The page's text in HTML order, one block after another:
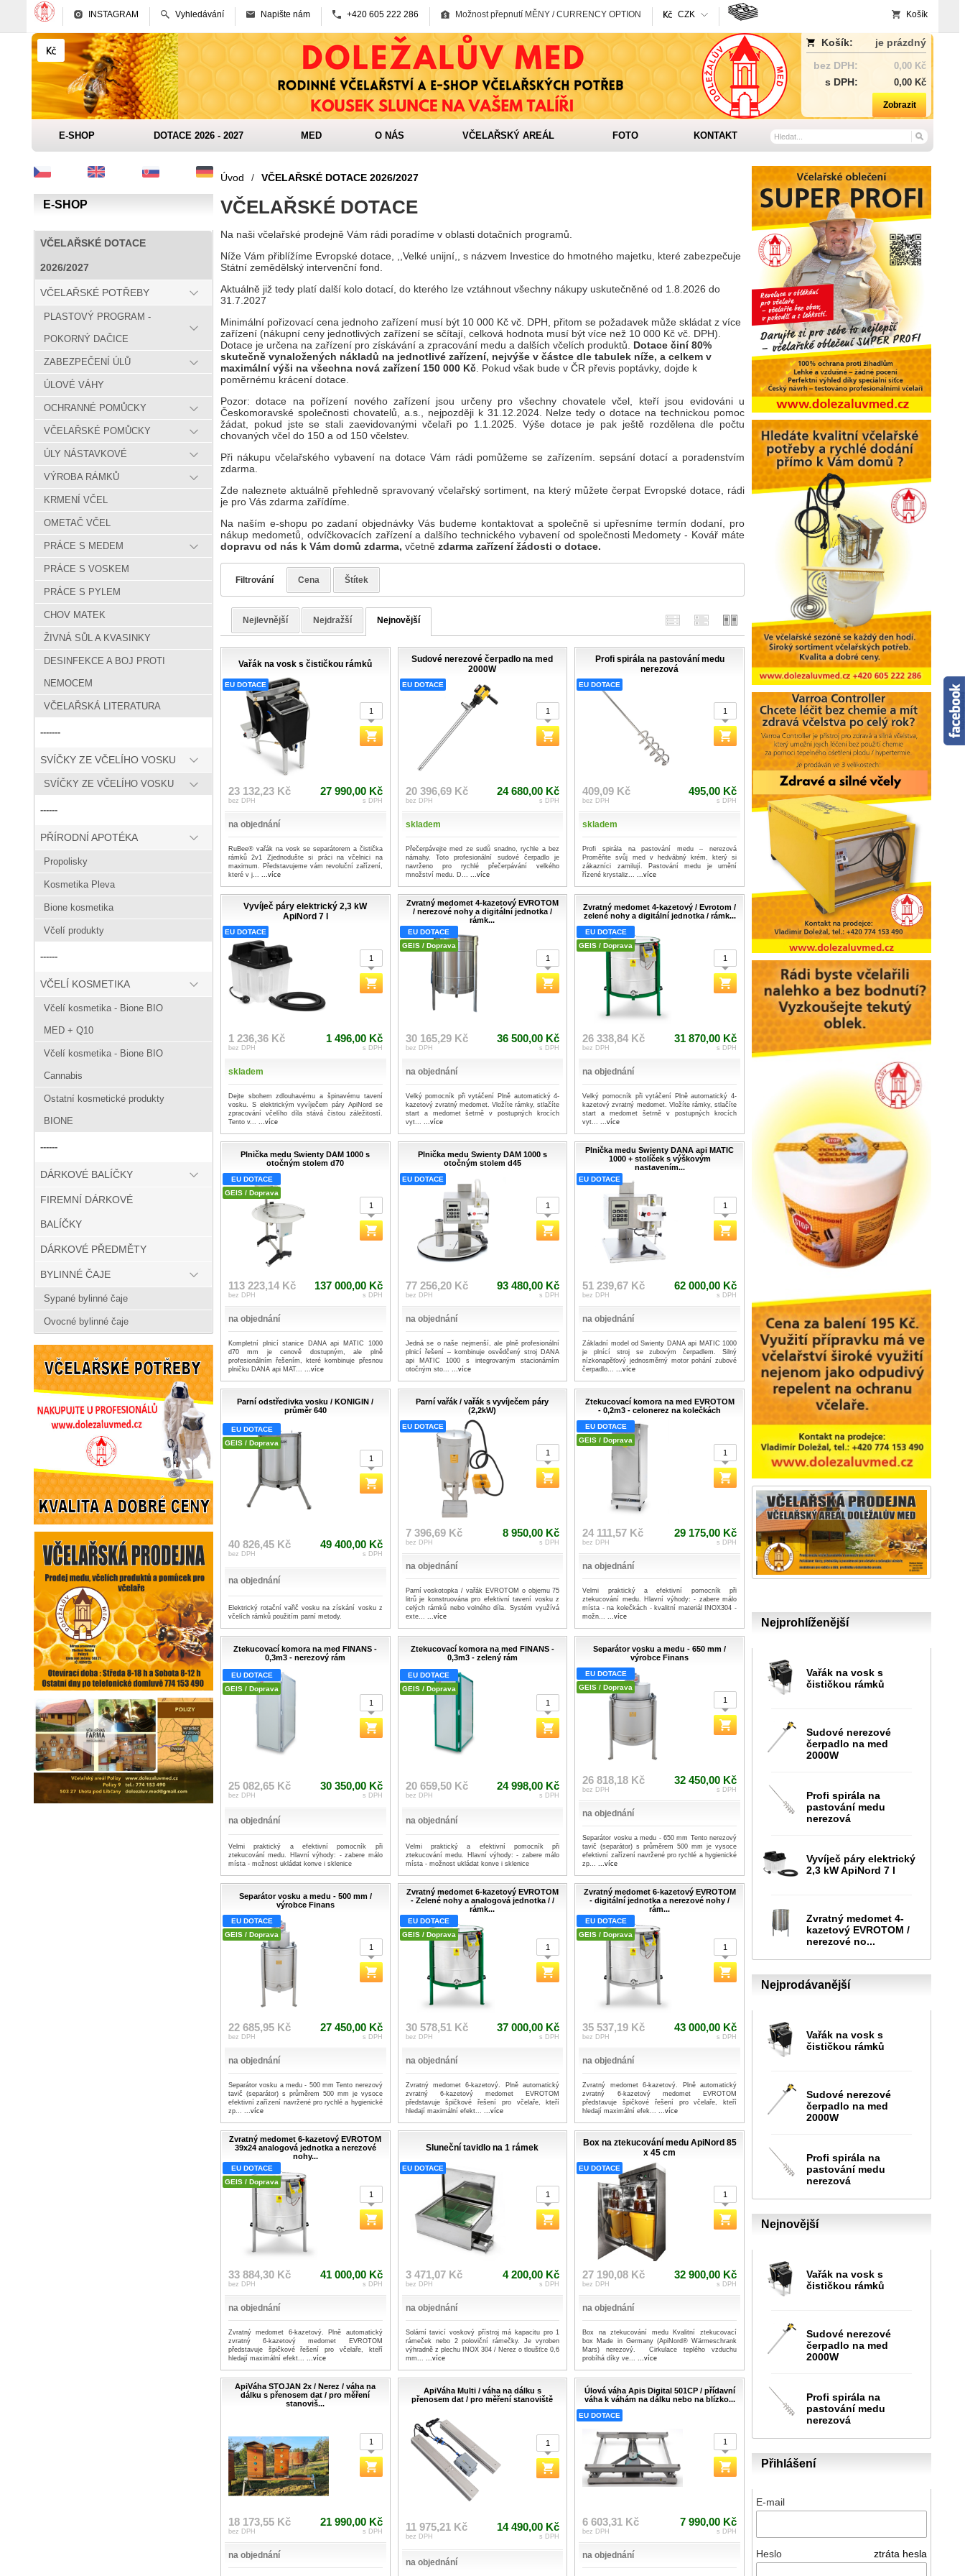
INSTAGRAM Vyhledávání Napište nám +420 605 222 286 Možnost přepnutí MĚNY / CURRENCY OPTION CZK Košík
Košík:
je prázdný
bez DPH:
0,00 Kč
s DPH: 0,00 Kč
Zobrazit
E-SHOP DOTACE 2026 - 2027 MED O NÁS VČELAŘSKÝ AREÁL FOTO KONTAKT
E-SHOP
VČELAŘSKÉ DOTACE
2026/2027
VČELAŘSKÉ POTŘEBY
PLASTOVÝ PROGRAM -
POKORNÝ DAČICE
ZABEZPEČENÍ ÚLŮ
ÚLOVÉ VÁHY
OCHRANNÉ POMŮCKY
VČELAŘSKÉ POMŮCKY
ÚLY NÁSTAVKOVÉ
VÝROBA RÁMKŮ
KRMENÍ VČEL
OMETAČ VČEL
PRÁCE S MEDEM
PRÁCE S VOSKEM
PRÁCE S PYLEM
CHOV MATEK
ŽIVNÁ SŮL A KVASINKY
DESINFEKCE A BOJ PROTI
NEMOCEM
VČELAŘSKÁ LITERATURA
-------
SVÍČKY ZE VČELÍHO VOSKU
SVÍČKY ZE VČELÍHO VOSKU
------
PŘÍRODNÍ APOTÉKA
Propolisky
Kosmetika Pleva
Bione kosmetika
Včelí produkty
------
VČELÍ KOSMETIKA
Včelí kosmetika - Bione BIO
MED + Q10
Včelí kosmetika - Bione BIO
Cannabis
Ostatní kosmetické produkty
BIONE
------
DÁRKOVÉ BALÍČKY
FIREMNÍ DÁRKOVÉ
BALÍČKY
DÁRKOVÉ PŘEDMĚTY
BYLINNÉ ČAJE
Sypané bylinné čaje
Ovocné bylinné čaje
Nejprohlíženější
Vařák na vosk s
čističkou rámků
Sudové nerezové
čerpadlo na med
2000W
Profi spirála na
pastování medu
nerezová
Vyvíječ páry elektrický
2,3 kW ApiNord 7 l
Zvratný medomet 4-
kazetový EVROTOM /
nerezové no...
Nejprodávanější
Vařák na vosk s
čističkou rámků
Sudové nerezové
čerpadlo na med
2000W
Profi spirála na
pastování medu
nerezová
Nejnovější
Vařák na vosk s
čističkou rámků
Sudové nerezové
čerpadlo na med
2000W
Profi spirála na
pastování medu
nerezová
Přihlášení
E-mail
Heslo ztráta hesla
Úvod / VČELAŘSKÉ DOTACE 2026/2027
VČELAŘSKÉ DOTACE
Na naši včelařské prodejně Vám rádi poradíme v oblasti dotačních programů.
Níže Vám přiblížíme Evropské dotace, ,,Velké unijní,, s názvem Investice do hmotného majetku, které zabezpečuje
Státní zemědělský intervenční fond.
Aktuálně již tedy platí další kolo dotací, do kterého lze vztáhnout všechny nákupy uskutečněné od 1.8.2026 do
31.7.2027
Minimální pořizovací cena jednoho zařízení musí být 10 000 Kč vč. DPH, přitom se požadavek může skládat z více
zařízení (nákupní ceny jednotlivých zařízení se sčítají, celková hodnota musí být více než 10 000 Kč vč. DPH).
Dotace je určena na zařízení pro získávání a zpracování medu a dalších včelích produktů. Dotace činí 80%
skutečně vynaložených nákladů na jednotlivé zařízení, nejvýše v částce dle tabulek níže, a celkem v
maximální výši na všechna nová zařízení 150 000 Kč . Pokud však bude v ČR převis poptávky, dojde k
poměrnému krácení dotace.
Pozor: dotace na pořízení nového zařízení jsou určeny pro všechny chovatele včel, kteří jsou evidováni u
Českomoravské společnosti chovatelů, a.s., nejpozději k 31.12.2024. Nelze tedy o dotace na technickou pomoc
žádat, pokud jste se stali zaevidovanými včelaři po 1.1.2025. Výše dotace je pak ještě rozdělena dle počtu
chovaných včel do 150 a od 150 včelstev.
Při nákupu včelařského vybavení na dotace Vám rádi pomůžeme se zařízením. sepsání dotací a poradenstvím
zdarma.
Zde naleznete aktuálně přehledně spravovaný včelařský sortiment, na který můžete čerpat Evropské dotace, rádi
je pro Vás zdarma zařídíme.
Na naším e-shopu po zadaní objednávky Vás budeme kontaktovat a společně si upřesníme termín dodaní, pro
nákup medometů, odvíčkovacích zařízení a dalšího technického vybavení od společnosti Medomety - Kovář máte
dopravu od nás k Vám domů zdarma, včetně zdarma zařízení žádosti o dotace.
Filtrování Cena Štítek
Nejlevnější Nejdražší Nejnovější
Vařák na vosk s čističkou rámků
EU DOTACE
23 132,23 Kč
bez DPH
27 990,00 Kč
s DPH
na objednání
RuBee® vařák na vosk se separátorem a čistička
rámků 2v1 Zjednodušte si práci na včelnici na
maximum. Představujeme vám revoluční zařízení,
které v j... ...více
Sudové nerezové čerpadlo na med
2000W
EU DOTACE
20 396,69 Kč
bez DPH
24 680,00 Kč
s DPH
skladem
Přečerpávejte med ze sudů snadno, rychle a bez
námahy. Toto profesionální sudové čerpadlo je
navrženo pro rychlé přečerpávání velkého
množství medu. D... ...více
Profi spirála na pastování medu
nerezová
EU DOTACE
409,09 Kč
bez DPH
495,00 Kč
s DPH
skladem
Profi spirála na pastování medu – nerezová
Proměňte svůj med v hedvábný krém, který si
zákazníci zamilují. Pastování medu je umění
řízené krystaliz......více
Vyvíječ páry elektrický 2,3 kW
ApiNord 7 l
EU DOTACE
1 236,36 Kč
bez DPH
1 496,00 Kč
s DPH
skladem
Dejte sbohem zdlouhavému a špinavému tavení
vosku. S elektrickým vyvíječem páry ApiNord se
zpracování včelího díla stává čistou záležitostí.
Tento v... ...více
Zvratný medomet 4-kazetový EVROTOM
/ nerezové nohy a digitální jednotka /
rámk...
EU DOTACE
GEIS / Doprava
30 165,29 Kč
bez DPH
36 500,00 Kč
s DPH
na objednání
Velký pomocník při vytáčení Plně automatický 4-
kazetový zvratný medomet. Vložíte rámky, stlačíte
start a medomet šetrně v postupných krocích
vyt... ...více
Zvratný medomet 4-kazetový / Evrotom /
zelené nohy a digitální jednotka / rámk...
EU DOTACE
GEIS / Doprava
26 338,84 Kč
bez DPH
31 870,00 Kč
s DPH
na objednání
Velký pomocník při vytáčení Plně automatický 4-
kazetový zvratný medomet. Vložíte rámky, stlačíte
start a medomet šetrně v postupných krocích
vyt......více
Plnička medu Swienty DAM 1000 s
otočným stolem d70
EU DOTACE
GEIS / Doprava
113 223,14 Kč
bez DPH
137 000,00 Kč
s DPH
na objednání
Kompletní plnicí stanice DANA api MATIC 1000
d70 mm je cenově dostupným, ale plně
profesionálním řešením, které kombinuje přesnou
plničku DANA api MAT... ...více
Plnička medu Swienty DAM 1000 s
otočným stolem d45
EU DOTACE
77 256,20 Kč
bez DPH
93 480,00 Kč
s DPH
na objednání
Jedná se o naše nejmenší, ale plně profesionální
plnicí řešení – kombinuje osvědčený stroj DANA
api MATIC 1000 s integrovaným stacionárním
otočným sto... ...více
Plnička medu Swienty DANA api MATIC
1000 + stolíček s výškovým
nastavením...
EU DOTACE
51 239,67 Kč
bez DPH
62 000,00 Kč
s DPH
na objednání
Základní model od Swienty DANA api MATIC 1000
je plnící stroj se zubovým čerpadlem. Silný
nízkonapěťový jednosměrný motor pohání zubové
čerpadlo......více
Parní odstředivka vosku / KONIGIN /
průměr 640
EU DOTACE
GEIS / Doprava
40 826,45 Kč
bez DPH
49 400,00 Kč
s DPH
na objednání
Elektrický rotační vařič vosku na získání vosku z
včelích rámků použitím parní metody.
Parní vařák / vařák s vyvíječem páry
(2,2kW)
EU DOTACE
7 396,69 Kč
bez DPH
8 950,00 Kč
s DPH
na objednání
Parní voskotopka / vařák EVROTOM o objemu 75
litrů je konstruována pro efektivní tavení vosku z
celých rámků nebo volného díla. Systém využívá
exte... ...více
Ztekucovací komora na med EVROTOM
- 0,2m3 - celonerez na kolečkách
EU DOTACE
GEIS / Doprava
24 111,57 Kč
bez DPH
29 175,00 Kč
s DPH
na objednání
Velmi praktický a efektivní pomocník při
ztekucování medu. Hlavní výhody: - zabere málo
místa - na kolečkách - kvalitní materiál INOX304 -
možn......více
Ztekucovací komora na med FINANS -
0,3m3 - nerezový rám
EU DOTACE
GEIS / Doprava
25 082,65 Kč
bez DPH
30 350,00 Kč
s DPH
na objednání
Velmi praktický a efektivní pomocník při
ztekucování medu. Hlavní výhody: - zabere málo
místa - možnost ukládat konve i sklenice
Ztekucovací komora na med FINANS -
0,3m3 - zelený rám
EU DOTACE
GEIS / Doprava
20 659,50 Kč
bez DPH
24 998,00 Kč
s DPH
na objednání
Velmi praktický a efektivní pomocník při
ztekucování medu. Hlavní výhody: - zabere málo
místa - možnost ukládat konve i sklenice
Separátor vosku a medu - 650 mm /
výrobce Finans
EU DOTACE
GEIS / Doprava
26 818,18 Kč
bez DPH
32 450,00 Kč
s DPH
na objednání
Separátor vosku a medu - 650 mm Tento nerezový
tavič (separátor) s průměrem 500 mm je vysoce
efektivní zařízení navržené pro rychlé a hygienické
zp......více
Separátor vosku a medu - 500 mm /
výrobce Finans
EU DOTACE
GEIS / Doprava
22 685,95 Kč
bez DPH
27 450,00 Kč
s DPH
na objednání
Separátor vosku a medu - 500 mm Tento nerezový
tavič (separátor) s průměrem 500 mm je vysoce
efektivní zařízení navržené pro rychlé a hygienické
zp... ...více
Zvratný medomet 6-kazetový EVROTOM
- Zelené nohy a analogová jednotka / /
rámk...
EU DOTACE
GEIS / Doprava
30 578,51 Kč
bez DPH
37 000,00 Kč
s DPH
na objednání
Zvratný medomet 6-kazetový. Plně automatický
zvratný 6-kazetový medomet EVROTOM
představuje špičkové řešení pro včelaře, kteří
hledají maximální efekt... ...více
Zvratný medomet 6-kazetový EVROTOM
- digitální jednotka a nerezové nohy /
rám...
EU DOTACE
GEIS / Doprava
35 537,19 Kč
bez DPH
43 000,00 Kč
s DPH
na objednání
Zvratný medomet 6-kazetový. Plně automatický
zvratný 6-kazetový medomet EVROTOM
představuje špičkové řešení pro včelaře, kteří
hledají maximální efek......více
Zvratný medomet 6-kazetový EVROTOM
39x24 analogová jednotka a nerezové
nohy...
EU DOTACE
GEIS / Doprava
33 884,30 Kč
bez DPH
41 000,00 Kč
s DPH
na objednání
Zvratný medomet 6-kazetový. Plně automatický
zvratný 6-kazetový medomet EVROTOM
představuje špičkové řešení pro včelaře, kteří
hledají maximální efekt... ...více
Sluneční tavidlo na 1 rámek
EU DOTACE
3 471,07 Kč
bez DPH
4 200,00 Kč
s DPH
na objednání
Solární tavicí voskový přístroj má kapacitu pro 1
rámeček nebo 2 poloviční rámečky. Je vyroben
výhradně z plechu INOX 304 / Nerez o tloušťce 0,6
mm... ...více
Box na ztekucování medu ApiNord 85
x 45 cm
EU DOTACE
27 190,08 Kč
bez DPH
32 900,00 Kč
s DPH
na objednání
Box na ztekucování medu Kvalitní ztekucovací
box Made in Germany (ApiNord® Wärmeschrank
Mars) nerezový. Cirkulace teplého vzduchu
probíhá díky ve......více
ApiVáha STOJAN 2x / Nerez / váha na
dálku s přenosem dat / pro měření
stanoviš...
18 173,55 Kč
bez DPH
21 990,00 Kč
s DPH
na objednání
ApiVáha Multi / váha na dálku s
přenosem dat / pro měření stanoviště
11 975,21 Kč
bez DPH
14 490,00 Kč
s DPH
na objednání
Úlová váha Apis Digital 501CP / přídavní
váha k váhám na dálku nebo na blízko...
EU DOTACE
6 603,31 Kč
bez DPH
7 990,00 Kč
s DPH
na objednání